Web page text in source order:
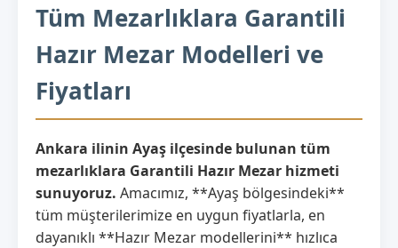
Tüm Mezarlıklara Garantili
Hazır Mezar Modelleri ve
Fiyatları
Ankara ilinin Ayaş ilçesinde bulunan tüm
mezarlıklara Garantili Hazır Mezar hizmeti
sunuyoruz. Amacımız, **Ayaş bölgesindeki**
tüm müşterilerimize en uygun fiyatlarla, en
dayanıklı **Hazır Mezar modellerini** hızlıca